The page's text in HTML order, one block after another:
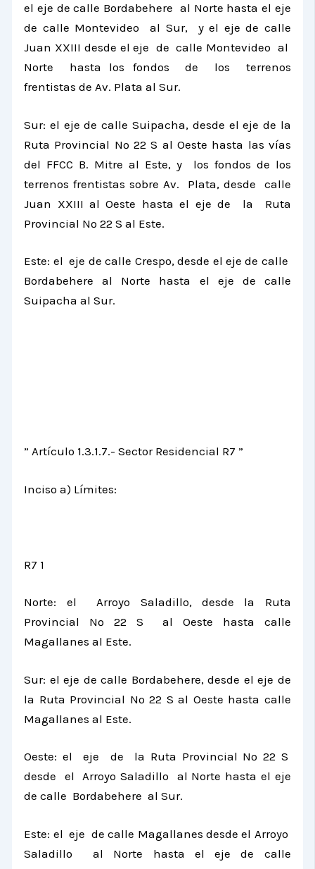
el eje de calle Bordabehere al Norte hasta el eje
de calle Montevideo al Sur, y el eje de calle
Juan XXIII desde el eje de calle Montevideo al
Norte hasta los fondos de los terrenos
frentistas de Av. Plata al Sur.
Sur: el eje de calle Suipacha, desde el eje de la
Ruta Provincial Nº 22 S al Oeste hasta las vías
del FFCC B. Mitre al Este, y los fondos de los
terrenos frentistas sobre Av. Plata, desde calle
Juan XXIII al Oeste hasta el eje de la Ruta
Provincial Nº 22 S al Este.
Este: el eje de calle Crespo, desde el eje de calle
Bordabehere al Norte hasta el eje de calle
Suipacha al Sur.
” Artículo 1.3.1.7.- Sector Residencial R7 ”
Inciso a) Límites:
R7 1
Norte: el Arroyo Saladillo, desde la Ruta
Provincial
Nº 22 S al Oeste hasta calle
Magallanes al Este.
Sur: el eje de calle Bordabehere, desde el eje de
la Ruta Provincial Nº 22 S al Oeste hasta calle
Magallanes al Este.
Oeste: el eje de la Ruta Provincial Nº 22 S
desde el Arroyo Saladillo al Norte hasta el eje
de calle Bordabehere al Sur.
Este: el eje de calle Magallanes desde el Arroyo
Saladillo al Norte hasta el eje de calle